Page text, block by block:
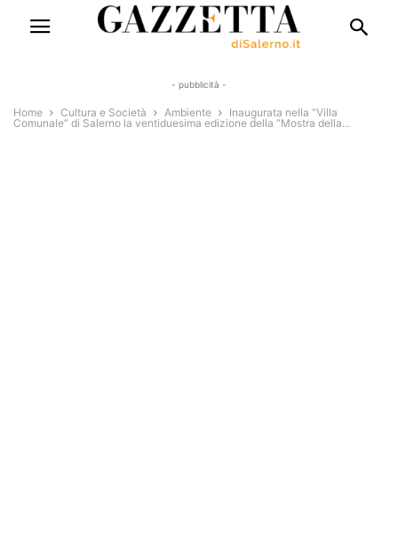
- pubblicità -
Home Cultura e Società Ambiente
Inaugurata nella “Villa
Comunale” di Salerno la ventiduesima edizione della “Mostra della...